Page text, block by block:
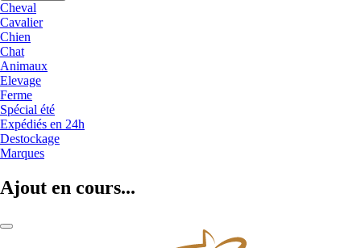
Cheval
Cavalier
Chien
Chat
Animaux
Elevage
Ferme
Spécial été
Expédiés en 24h
Destockage
Marques
Ajout en cours...